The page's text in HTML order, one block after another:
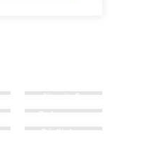
Nord- &
Mittel­
Osteuropa
Südliches